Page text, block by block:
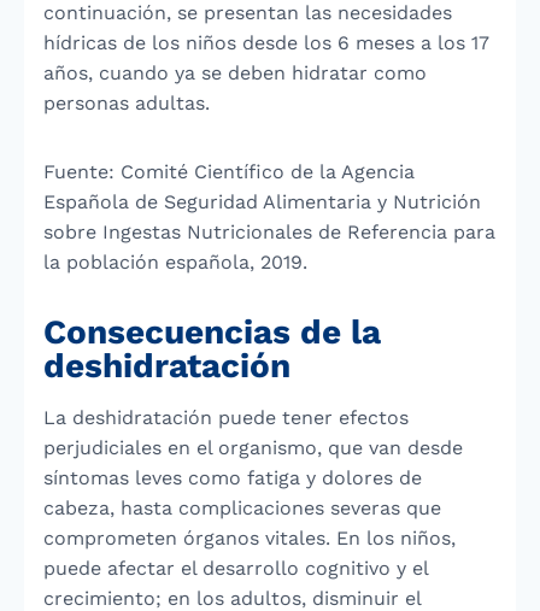
continuación, se presentan las necesidades
hídricas de los niños desde los 6 meses a los 17
años, cuando ya se deben hidratar como
personas adultas.
Fuente: Comité Científico de la Agencia
Española de Seguridad Alimentaria y Nutrición
sobre Ingestas Nutricionales de Referencia para
la población española, 2019.
Consecuencias de la
deshidratación
La deshidratación puede tener efectos
perjudiciales en el organismo, que van desde
síntomas leves como fatiga y dolores de
cabeza, hasta complicaciones severas que
comprometen órganos vitales. En los niños,
puede afectar el desarrollo cognitivo y el
crecimiento; en los adultos, disminuir el